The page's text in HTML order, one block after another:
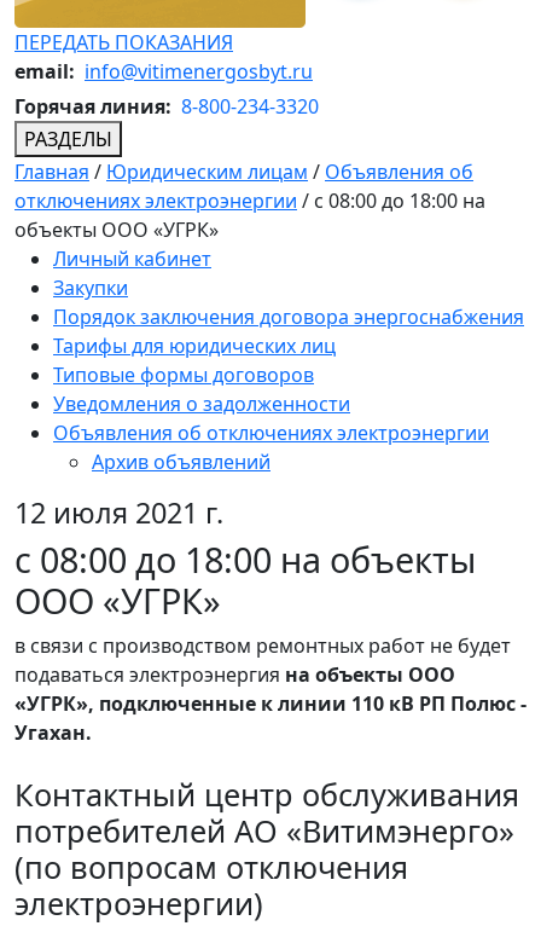
ПЕРЕДАТЬ ПОКАЗАНИЯ
email: info@vitimenergosbyt.ru
Горячая линия: 8-800-234-3320
РАЗДЕЛЫ
Главная / Юридическим лицам / Объявления об
отключениях электроэнергии / с 08:00 до 18:00 на
объекты ООО «УГРК»
Личный кабинет
Закупки
Порядок заключения договора энергоснабжения
Тарифы для юридических лиц
Типовые формы договоров
Уведомления о задолженности
Объявления об отключениях электроэнергии
Архив объявлений
12 июля 2021 г.
с 08:00 до 18:00 на объекты
ООО «УГРК»
в связи с производством ремонтных работ не будет
подаваться электроэнергия на объекты ООО
«УГРК», подключенные к линии 110 кВ РП Полюс -
Угахан.
Контактный центр обслуживания
потребителей АО «Витимэнерго»
(по вопросам отключения
электроэнергии)